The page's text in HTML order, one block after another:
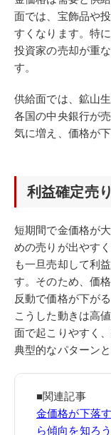
面では、宝飾品や
すくなります。特
投資家の売却が重
す。
供給面では、鉱山
各国の中央銀行が
気に増え、価格が
利益確定売り
短期間で金価格が
めの売りが出やす
も一旦売却して利
す。そのため、価
反動で価格が下が
こうした動きは高
面で起こりやすく
典型的なパターンと
■関連記事
金価格が下落
ら傾向を知ろう